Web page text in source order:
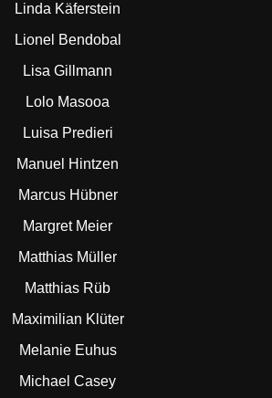
Linda Käferstein
Lionel Bendobal
Lisa Gillmann
Lolo Masooa
Luisa Predieri
Manuel Hintzen
Marcus Hübner
Margret Meier
Matthias Müller
Matthias Rüb
Maximilian Klüter
Melanie Euhus
Michael Casey